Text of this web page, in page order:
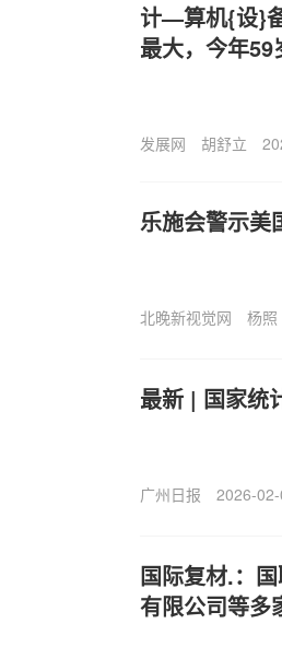
计—算机{设}
最大，今年
发展网 胡舒立
乐施会警示美
北晚新视觉网 杨照
最新 | 国家统
广州日报 2026-
国际复材.：
有限公司等多